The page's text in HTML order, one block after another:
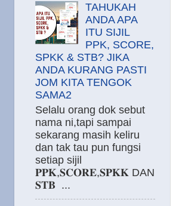
TAHUKAH
ANDA APA
ITU SIJIL
PPK, SCORE,
SPKK & STB? JIKA
ANDA KURANG PASTI
JOM KITA TENGOK
SAMA2
Selalu orang dok sebut
nama ni,tapi sampai
sekarang masih keliru
dan tak tau pun fungsi
setiap sijil
𝐏𝐏𝐊,𝐒𝐂𝐎𝐑𝐄,𝐒𝐏𝐊𝐊 DAN
𝐒𝐓𝐁 ...